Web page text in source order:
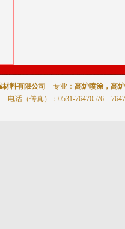
料有限公司 专业： 高炉喷涂，高
电话（传真）
：0531-76470576